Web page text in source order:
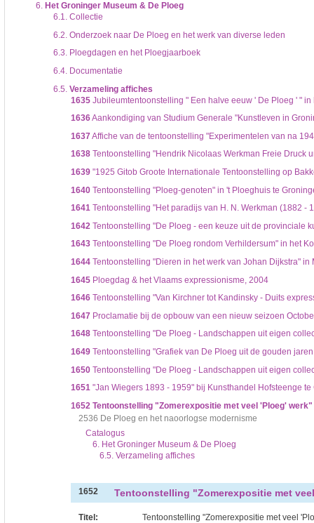
6. Het Groninger Museum & De Ploeg
6.1.Collectie
6.2.Onderzoek naar De Ploeg en het werk van diverse leden
6.3.Ploegdagen en het Ploegjaarboek
6.4.Documentatie
6.5. Verzameling affiches
1635Jubileumtentoonstelling " Een halve eeuw ' De Ploeg ' " in
1636Aankondiging van Studium Generale "Kunstleven in
1637Affiche van de tentoonstelling "Experimentelen van na
1638Tentoonstelling "Hendrik Nicolaas Werkman Freie Druck
1639"1925 Gitob Groote Internationale Tentoonstelling op
1640Tentoonstelling "Ploeg-genoten" in 't Ploeghuis te
1641Tentoonstelling "Het paradijs van H. N. Werkman (1882 -
1642 Tentoonstelling "De Ploeg - een keuze uit de provinciale
1643Tentoonstelling "De Ploeg rondom Verhildersum" in het
1644Tentoonstelling "Dieren in het werk van Johan Dijkstra" in
1645Ploegdag & het Vlaams expressionisme, 2004
1646Tentoonstelling "Van Kirchner tot Kandinsky - Duits
1647Proclamatie bij de opbouw van een nieuw seizoen
1648Tentoonstelling "De Ploeg - Landschappen uit eigen
1649Tentoonstelling "Grafiek van De Ploeg uit de gouden
1650Tentoonstelling "De Ploeg - Landschappen uit eigen
1651"Jan Wiegers 1893 - 1959" bij Kunsthandel Hofsteenge te
1652 Tentoonstelling "Zomerexpositie met veel 'Ploeg'
2536 De Ploeg en het naoorlogse modernisme
Catalogus
6. Het Groninger Museum & De Ploeg
6.5. Verzameling affiches
1652 Tentoonstelling "Zomerexpositie met
Titel:
Tentoonstelling "Zomerexpositie met veel